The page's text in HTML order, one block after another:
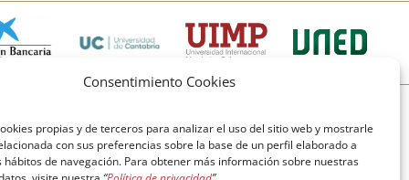
Consentimiento Cookies
propias y de terceros para analizar el uso del sitio web y mostrarle
con sus preferencias sobre la base de un perfil elaborado a
hábitos de navegación. Para obtener más información sobre nuestras
© Copyright Fundación Comillas
Política de cookies
Política de privacidad